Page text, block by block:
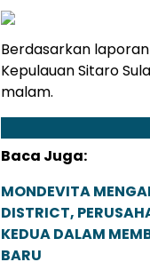
Berdasarkan laporan
Kepulauan Sitaro
malam.
Baca Juga:
MONDEVITA
DISTRICT,
KEDUA DALAM
BARU